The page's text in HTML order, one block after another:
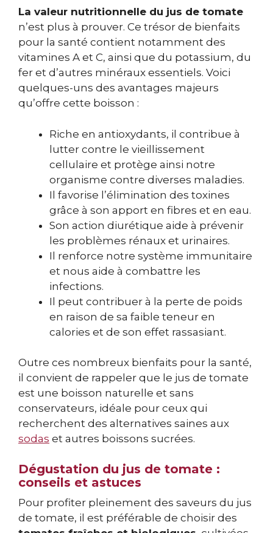
La valeur nutritionnelle du jus de tomate
n’est plus à prouver. Ce trésor de bienfaits
pour la santé contient notamment des
vitamines A et C, ainsi que du potassium, du
fer et d’autres minéraux essentiels. Voici
quelques-uns des avantages majeurs
qu’offre cette boisson :
Riche en antioxydants, il contribue à
lutter contre le vieillissement
cellulaire et protège ainsi notre
organisme contre diverses maladies.
Il favorise l’élimination des toxines
grâce à son apport en fibres et en eau.
Son action diurétique aide à prévenir
les problèmes rénaux et urinaires.
Il renforce notre système immunitaire
et nous aide à combattre les
infections.
Il peut contribuer à la perte de poids
en raison de sa faible teneur en
calories et de son effet rassasiant.
Outre ces nombreux bienfaits pour la santé,
il convient de rappeler que le jus de tomate
est une boisson naturelle et sans
conservateurs, idéale pour ceux qui
recherchent des alternatives saines aux
sodas et autres boissons sucrées.
Dégustation du jus de tomate :
conseils et astuces
Pour profiter pleinement des saveurs du jus
de tomate, il est préférable de choisir des